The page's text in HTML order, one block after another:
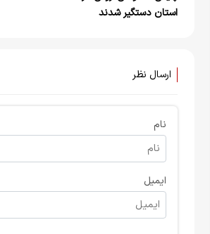
استان دستگیر شدند
ارسال نظر
نام
ایمیل